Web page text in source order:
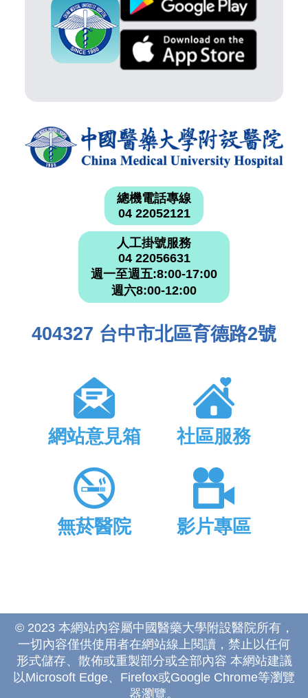
總機電話專線
04 22052121
人工掛號服務
04 22056631
週一至週五:8:00-17:00
週六8:00-12:00
404327 台中市北區育德路2號
網站意見箱 社區服務
無菸醫院 影片專區
© 2023 本網站內容屬中國醫藥大學附設醫院所有，
一切內容僅供使用者在網站線上閱讀，禁止以任何
形式儲存、散佈或重製部分或全部內容 本網站建議
以Microsoft Edge、Firefox或Google Chrome等瀏覽
器瀏覽。